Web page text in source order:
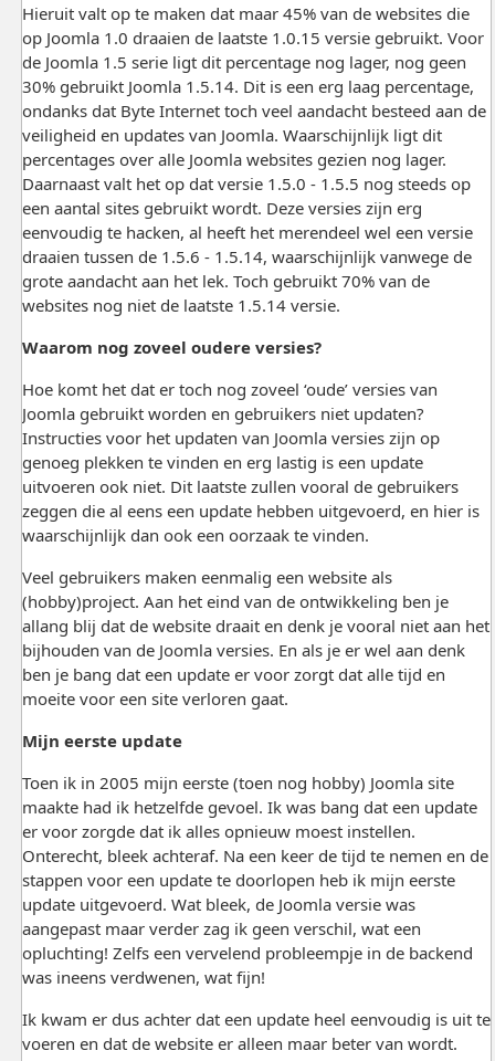
Hieruit valt op te maken dat maar 45% van de websites die
op Joomla 1.0 draaien de laatste 1.0.15 versie gebruikt. Voor
de Joomla 1.5 serie ligt dit percentage nog lager, nog geen
30% gebruikt Joomla 1.5.14. Dit is een erg laag percentage,
ondanks dat Byte Internet toch veel aandacht besteed aan de
veiligheid en updates van Joomla. Waarschijnlijk ligt dit
percentages over alle Joomla websites gezien nog lager.
Daarnaast valt het op dat versie 1.5.0 - 1.5.5 nog steeds op
een aantal sites gebruikt wordt. Deze versies zijn erg
eenvoudig te hacken, al heeft het merendeel wel een versie
draaien tussen de 1.5.6 - 1.5.14, waarschijnlijk vanwege de
grote aandacht aan het lek. Toch gebruikt 70% van de
websites nog niet de laatste 1.5.14 versie.
Waarom nog zoveel oudere versies?
Hoe komt het dat er toch nog zoveel ‘oude’ versies van
Joomla gebruikt worden en gebruikers niet updaten?
Instructies voor het updaten van Joomla versies zijn op
genoeg plekken te vinden en erg lastig is een update
uitvoeren ook niet. Dit laatste zullen vooral de gebruikers
zeggen die al eens een update hebben uitgevoerd, en hier is
waarschijnlijk dan ook een oorzaak te vinden.
Veel gebruikers maken eenmalig een website als
(hobby)project. Aan het eind van de ontwikkeling ben je
allang blij dat de website draait en denk je vooral niet aan het
bijhouden van de Joomla versies. En als je er wel aan denk
ben je bang dat een update er voor zorgt dat alle tijd en
moeite voor een site verloren gaat.
Mijn eerste update
Toen ik in 2005 mijn eerste (toen nog hobby) Joomla site
maakte had ik hetzelfde gevoel. Ik was bang dat een update
er voor zorgde dat ik alles opnieuw moest instellen.
Onterecht, bleek achteraf. Na een keer de tijd te nemen en de
stappen voor een update te doorlopen heb ik mijn eerste
update uitgevoerd. Wat bleek, de Joomla versie was
aangepast maar verder zag ik geen verschil, wat een
opluchting! Zelfs een vervelend probleempje in de backend
was ineens verdwenen, wat fijn!
Ik kwam er dus achter dat een update heel eenvoudig is uit te
voeren en dat de website er alleen maar beter van wordt.